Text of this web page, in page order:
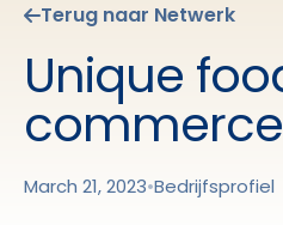
Terug naar Netwerk
Unique
March 21, 2023•Bedrijfsprofiel